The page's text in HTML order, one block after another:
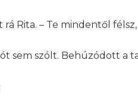
rá Rita. – Te mindentől
sem szólt. Behúzódott a